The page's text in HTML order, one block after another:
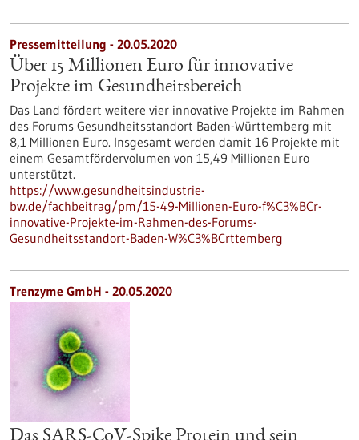
Pressemitteilung - 20.05.2020
Über 15 Millionen Euro für innovative
Projekte im Gesundheitsbereich
Das Land fördert weitere vier innovative Projekte im Rahmen
des Forums Gesundheitsstandort Baden-Württemberg mit
8,1 Millionen Euro. Insgesamt werden damit 16 Projekte mit
einem Gesamtfördervolumen von 15,49 Millionen Euro
unterstützt.
https://www.gesundheitsindustrie-
bw.de/fachbeitrag/pm/15-49-Millionen-Euro-f%C3%BCr-
innovative-Projekte-im-Rahmen-des-Forums-
Gesundheitsstandort-Baden-W%C3%BCrttemberg
Trenzyme GmbH - 20.05.2020